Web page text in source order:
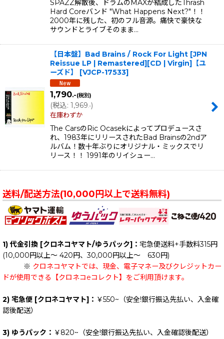
SPAZZ解散後、ドラムのMAXが結成したThrash
Hard Coreバンド "What Happens Next?"！！
2000年に残した、初のフル音源。痛快で豪快な
サウンドとライブそのまま…
【日本盤】Bad Brains / Rock For Light [JPN
Reissue LP | Remastered][CD | Virgin]【ユ
ーズド】
[VJCP-17533]
1,790.-(税別)
(税込: 1,969.-)
在庫わずか
The CarsのRic Ocasekによってプロデュースさ
れ、1983年にリリースされたBad Brainsの2ndア
ルバム！数十年ぶりにオリジナル・ミックスでリ
リース！！ 1991年のリイシュー…
送料/配送方法(10,000円以上で送料無料)
1) 代金引換 [クロネコヤマト/ゆうパック]： 宅急便送料+手数料315円
(10,000円以上～ 420円、30,000円以上～ 630円)
※ クロネコヤマトでは、現金、電子マネー及びクレジットカー
ドが使用できる【クロネコeコレクト】をご利用頂けます。
2) 宅急便 [クロネコヤマト]： ￥550~（安全!銀行振込先払い、入金確
認後配送）
3) ゆうパック： ￥820~（安全!銀行振込先払い、入金確認後配送）